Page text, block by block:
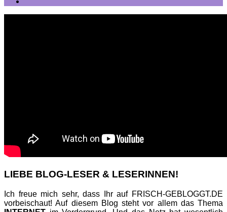
LIEBE BLOG-LESER & LESERINNEN!
Ich freue mich sehr, dass Ihr auf FRISCH-GEBLOGGT.DE
vorbeischaut! Auf diesem Blog steht vor allem das Thema